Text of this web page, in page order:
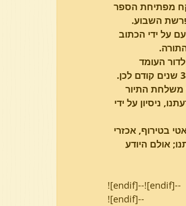
מפתיחת הספר
השבוע.
על ידי הכתוב
העומד
להיכנס ארצה את סיפור חטא המרגלים המופיע בספר במדבר, אשר אירע 38 שנים קודם לכן.
האשמה לאסון הנוראי ההוא על 10 מבין 12 אנשי משלחת התיור
ניסיון על ידי
בטירוף, אכזרי
אולם היודע
![endif]--![endif]--
![endif]--